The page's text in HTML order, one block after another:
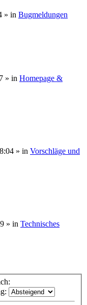
» in Bugmeldungen
» in Homepage &
» in Vorschläge und
» in Technisches